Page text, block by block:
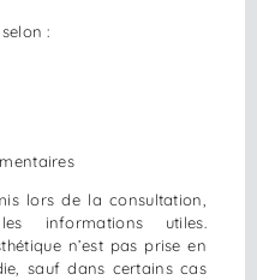
:
lors de la consultation,
informations utiles.
n’est pas prise en
sauf dans certains cas